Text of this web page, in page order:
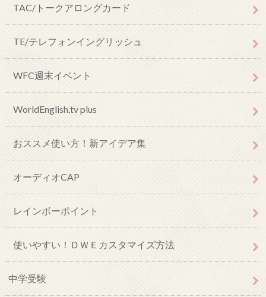
TAC/トークアロングカード
TE/テレフォンイングリッシュ
WFC週末イベント
WorldEnglish.tv plus
おススメ使い方！新アイデア集
オーディオCAP
レインボーポイント
使いやすい！ＤＷＥカスタマイズ方法
中学受験